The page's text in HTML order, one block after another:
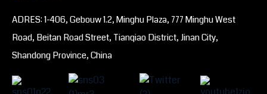
ADRES: 1-406, Gebouw 1.2, Minghu Plaza, 777 Minghu West
Road, Beitan Road Street, Tianqiao District, Jinan City,
Shandong Province, China